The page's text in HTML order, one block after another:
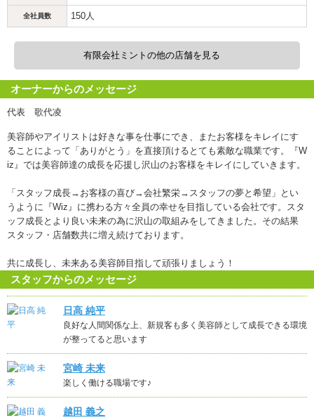
全社員数 150人
有限会社ミントの他の店舗を見る
オーナーからのメッセージ
代表 歌代凌
美容師やアイリストは好きな事を仕事にでき、またお客様をキレイにす
ることによって「ありがとう」を直接頂けるとても素敵な職業です。『W
iz』では美容師達の成長を応援し沢山のお客様をキレイにしていきます。
「スタッフ成長→お客様の喜び→会社繁栄→スタッフの夢と希望」とい
うように『Wiz』に携わる方々全員の幸せを目指している会社です。スタ
ッフ成長とより良い未来の為に沢山の取組みをしてきました。その結果
スタッフ・店舗数共に増え続けております。
共に成長し、未来ある美容師目指して頑張りましょう！
スタッフからのメッセージ
日高 純平
良好な人間関係な上、新規客も多く美容師として成長できる環境
が整ってると思います
宮崎 未来
楽しく働ける職場です♪
越田 義之